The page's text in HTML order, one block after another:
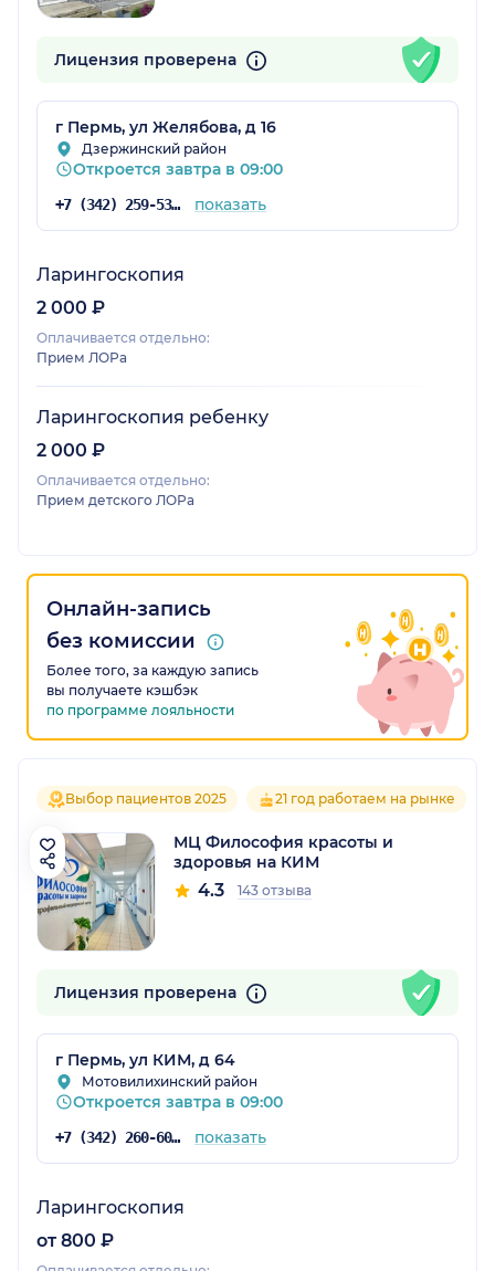
Лицензия проверена
г Пермь, ул Желябова, д 16
Дзержинский район
Откроется завтра в 09:00
+7 (342) 259-53-03 показать
Ларингоскопия
2 000 ₽
Оплачивается отдельно:
Прием ЛОРа
Ларингоскопия ребенку
2 000 ₽
Оплачивается отдельно:
Прием детского ЛОРа
Онлайн-запись
без комиссии
Более того, за каждую запись
вы получаете кэшбэк
по программе лояльности
Выбор пациентов 2025 21 год работаем на рынке
МЦ Философия красоты и
здоровья на КИМ
4.3 143 отзыва
Лицензия проверена
г Пермь, ул КИМ, д 64
Мотовилихинский район
Откроется завтра в 09:00
+7 (342) 260-60-60 показать
Ларингоскопия
от 800 ₽